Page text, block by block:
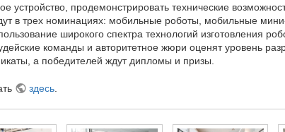
устройство, продемонстрировать технические
в трех номинациях: мобильные роботы, мобильные
широкого спектра технологий изготовления
команды и авторитетное жюри оценят уровень
а победителей ждут дипломы и призы.
здесь.